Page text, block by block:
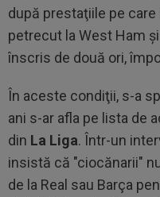
după prestaţiile pe
petrecut la West Ham
înscris de două ori,
În aceste condiţii, s-a
ani s-ar afla pe lista de
din La Liga. Într-un
insistă că "ciocănarii"
de la Real sau Barça